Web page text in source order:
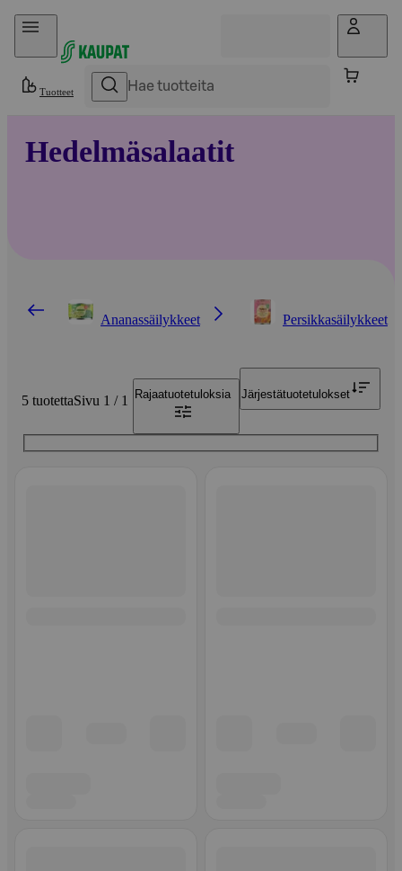
Hyppää sisältöön
Tuotteet
Hedelmäsalaatit
Ananassäilykkeet Persikkasäilykkeet
5 tuotettaSivu 1 / 1 Rajaatuotetuloksia Järjestätuotetulokset